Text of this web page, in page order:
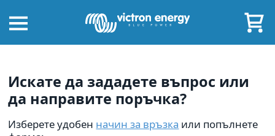
Искате да зададете въпрос или
да направите поръчка?
Изберете удобен начин за връзка или попълнете